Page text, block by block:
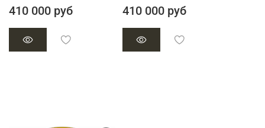
410 000 руб 410 000 руб